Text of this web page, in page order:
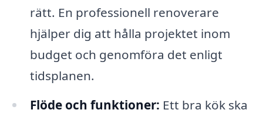
rätt. En professionell renoverare
hjälper dig att hålla projektet inom
budget och genomföra det enligt
tidsplanen.
Flöde och funktioner: Ett bra kök ska